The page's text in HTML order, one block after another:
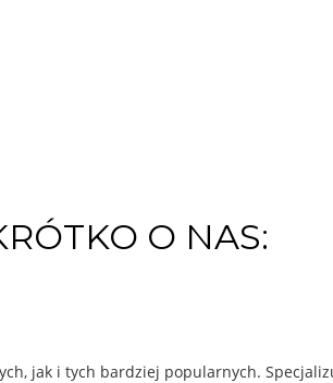
O NAS:
jak i tych bardziej popularnych.